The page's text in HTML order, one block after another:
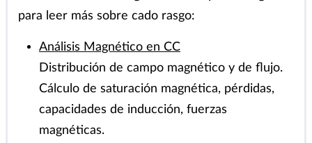
diferentes aspectos de modelización de
para leer más sobre cado rasgo:
Análisis Magnético en CC
Distribución de campo magnético y de flujo.
Cálculo de saturación magnética, pérdidas,